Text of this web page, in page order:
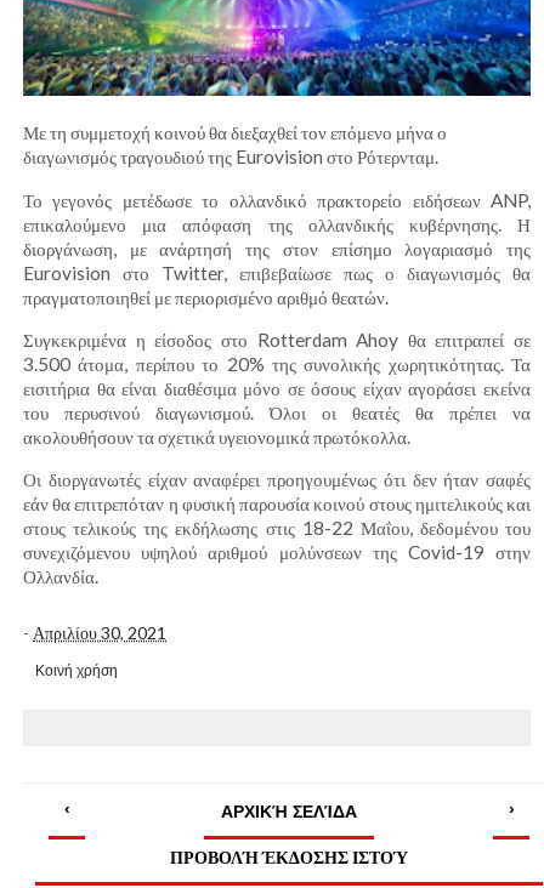
Με τη συμμετοχή κοινού θα διεξαχθεί τον επόμενο μήνα ο
διαγωνισμός τραγουδιού της Eurovision στο Ρότερνταμ.
Το γεγονός μετέδωσε το ολλανδικό πρακτορείο ειδήσεων ANP,
επικαλούμενο μια απόφαση της ολλανδικής κυβέρνησης. Η
διοργάνωση, με ανάρτησή της στον επίσημο λογαριασμό της
Eurovision στο Twitter, επιβεβαίωσε πως ο διαγωνισμός θα
πραγματοποιηθεί με περιορισμένο αριθμό θεατών.
Συγκεκριμένα η είσοδος στο Rotterdam Ahoy θα επιτραπεί σε
3.500 άτομα, περίπου το 20% της συνολικής χωρητικότητας. Τα
εισιτήρια θα είναι διαθέσιμα μόνο σε όσους είχαν αγοράσει εκείνα
του περυσινού διαγωνισμού. Όλοι οι θεατές θα πρέπει να
ακολουθήσουν τα σχετικά υγειονομικά πρωτόκολλα.
Οι διοργανωτές είχαν αναφέρει προηγουμένως ότι δεν ήταν σαφές
εάν θα επιτρεπόταν η φυσική παρουσία κοινού στους ημιτελικούς και
στους τελικούς της εκδήλωσης στις 18-22 Μαΐου, δεδομένου του
συνεχιζόμενου υψηλού αριθμού μολύνσεων της Covid-19 στην
Ολλανδία.
- Απριλίου 30, 2021
Κοινή χρήση
‹ ›
ΑΡΧΙΚΉ ΣΕΛΊΔΑ
ΠΡΟΒΟΛΉ ΈΚΔΟΣΗΣ ΙΣΤΟΎ